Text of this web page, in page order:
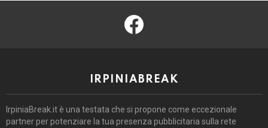
facebook
IRPINIABREAK
IrpiniaBreak.it è una testata che si propone come eccezionale
partner per potenziare la tua presenza pubblicitaria sulla rete